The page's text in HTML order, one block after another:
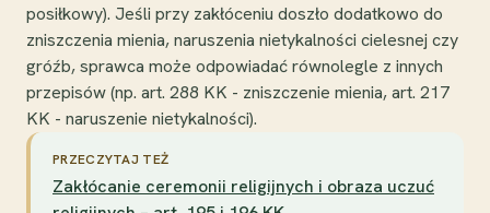
posiłkowy). Jeśli przy zakłóceniu doszło dodatkowo do
zniszczenia mienia, naruszenia nietykalności cielesnej czy
gróźb, sprawca może odpowiadać równolegle z innych
przepisów (np. art. 288 KK - zniszczenie mienia, art. 217
KK - naruszenie nietykalności).
PRZECZYTAJ TEŻ
Zakłócanie ceremonii religijnych i obraza uczuć